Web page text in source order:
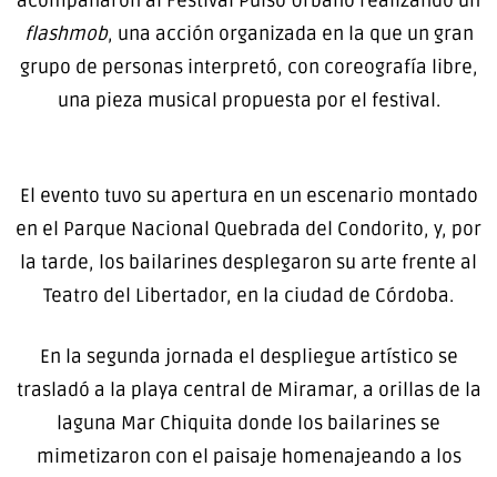
flashmob, una acción organizada en la que un gran
grupo de personas interpretó, con coreografía libre,
una pieza musical propuesta por el festival.
El evento tuvo su apertura en un escenario montado
en el Parque Nacional Quebrada del Condorito, y, por
la tarde, los bailarines desplegaron su arte frente al
Teatro del Libertador, en la ciudad de Córdoba.
En la segunda jornada el despliegue artístico se
trasladó a la playa central de Miramar, a orillas de la
laguna Mar Chiquita donde los bailarines se
mimetizaron con el paisaje homenajeando a los